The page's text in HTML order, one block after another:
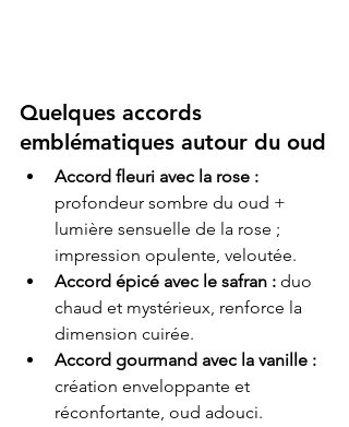
Quelques accords
emblématiques autour du oud
Accord fleuri avec la rose :
profondeur sombre du oud +
lumière sensuelle de la rose ;
impression opulente, veloutée.
Accord épicé avec le safran : duo
chaud et mystérieux, renforce la
dimension cuirée.
Accord gourmand avec la vanille :
création enveloppante et
réconfortante, oud adouci.